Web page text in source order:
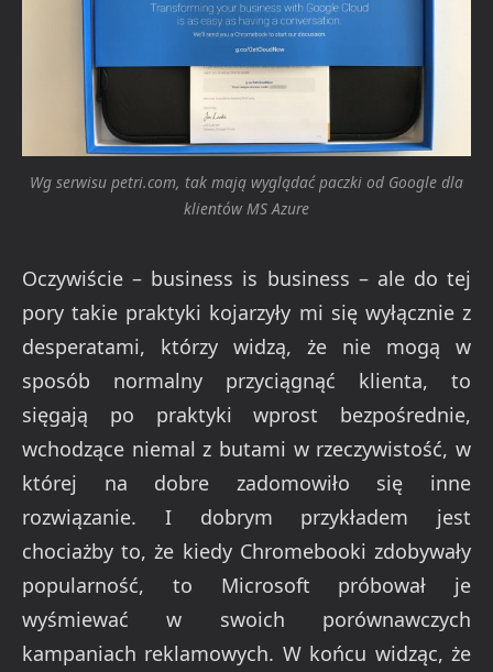
Wg serwisu petri.com, tak mają wyglądać paczki od Google dla
klientów MS Azure
Oczywiście – business is business – ale do tej
pory takie praktyki kojarzyły mi się wyłącznie z
desperatami, którzy widzą, że nie mogą w
sposób normalny przyciągnąć klienta, to
sięgają po praktyki wprost bezpośrednie,
wchodzące niemal z butami w rzeczywistość, w
której na dobre zadomowiło się inne
rozwiązanie. I dobrym przykładem jest
chociażby to, że kiedy Chromebooki zdobywały
popularność, to Microsoft próbował je
wyśmiewać w swoich porównawczych
kampaniach reklamowych. W końcu widząc, że